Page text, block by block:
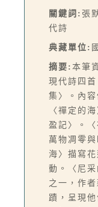
關鍵詞: 張
代詩
典藏單位:
摘要: 本筆
現代詩四
集〉。內容
〈禪定的
盈記〉。
萬物凋零
海〉描寫
動。〈尼
之一，作
蹟，呈現